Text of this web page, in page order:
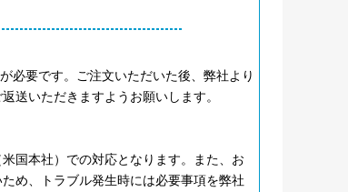
必要です。ご注文いただいた後、弊社より
送いただきますようお願いします。
国本社）での対応となります。また、お
め、トラブル発生時には必要事項を弊社